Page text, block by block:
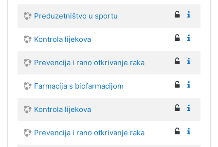
Preduzetništvo u sportu
Kontrola lijekova
Prevencija i rano otkrivanje raka
Farmacija s biofarmacijom
Kontrola lijekova
Prevencija i rano otkrivanje raka